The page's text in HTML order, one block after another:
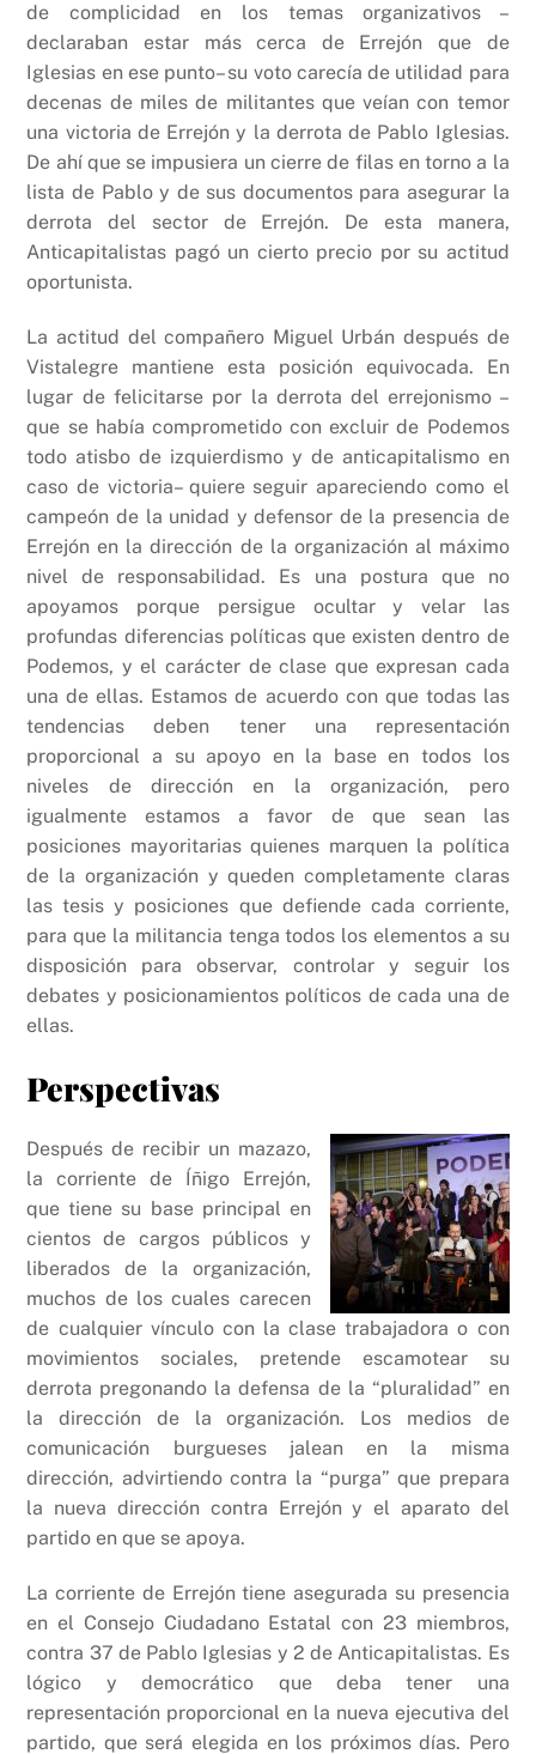
de complicidad en los temas organizativos –
declaraban estar más cerca de Errejón que de
Iglesias en ese punto– su voto carecía de utilidad para
decenas de miles de militantes que veían con temor
una victoria de Errejón y la derrota de Pablo Iglesias.
De ahí que se impusiera un cierre de filas en torno a la
lista de Pablo y de sus documentos para asegurar la
derrota del sector de Errejón. De esta manera,
Anticapitalistas pagó un cierto precio por su actitud
oportunista.
La actitud del compañero Miguel Urbán después de
Vistalegre mantiene esta posición equivocada. En
lugar de felicitarse por la derrota del errejonismo –
que se había comprometido con excluir de Podemos
todo atisbo de izquierdismo y de anticapitalismo en
caso de victoria– quiere seguir apareciendo como el
campeón de la unidad y defensor de la presencia de
Errejón en la dirección de la organización al máximo
nivel de responsabilidad. Es una postura que no
apoyamos porque persigue ocultar y velar las
profundas diferencias políticas que existen dentro de
Podemos, y el carácter de clase que expresan cada
una de ellas. Estamos de acuerdo con que todas las
tendencias deben tener una representación
proporcional a su apoyo en la base en todos los
niveles de dirección en la organización, pero
igualmente estamos a favor de que sean las
posiciones mayoritarias quienes marquen la política
de la organización y queden completamente claras
las tesis y posiciones que defiende cada corriente,
para que la militancia tenga todos los elementos a su
disposición para observar, controlar y seguir los
debates y posicionamientos políticos de cada una de
ellas.
Perspectivas
Después de recibir un mazazo,
la corriente de Íñigo Errejón,
que tiene su base principal en
cientos de cargos públicos y
liberados de la organización,
muchos de los cuales carecen
de cualquier vínculo con la clase trabajadora o con
movimientos sociales, pretende escamotear su
derrota pregonando la defensa de la “pluralidad” en
la dirección de la organización. Los medios de
comunicación burgueses jalean en la misma
dirección, advirtiendo contra la “purga” que prepara
la nueva dirección contra Errejón y el aparato del
partido en que se apoya.
La corriente de Errejón tiene asegurada su presencia
en el Consejo Ciudadano Estatal con 23 miembros,
contra 37 de Pablo Iglesias y 2 de Anticapitalistas. Es
lógico y democrático que deba tener una
representación proporcional en la nueva ejecutiva del
partido, que será elegida en los próximos días. Pero